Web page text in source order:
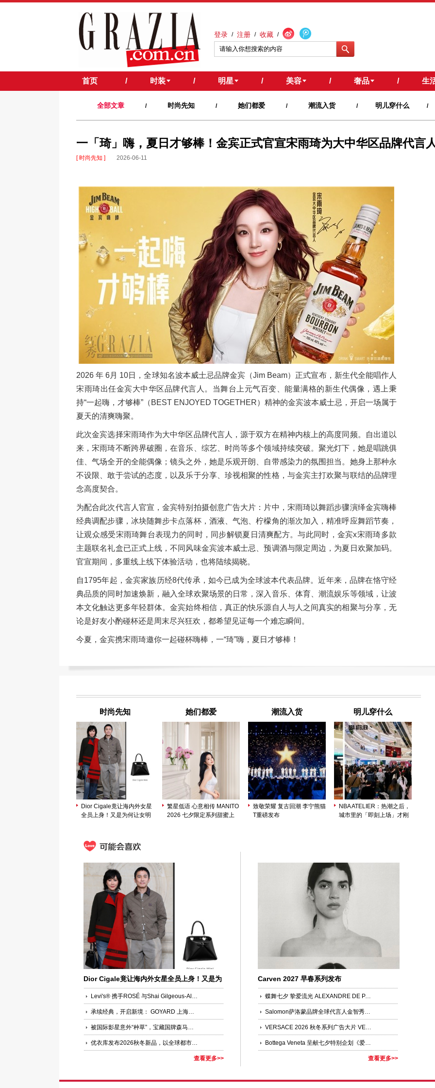
登录 / 注册 / 收藏 /
首页 / 时装 / 明星 / 美容 / 奢品 / 生
全部文章 / 时尚先知 / 她们都爱 / 潮流入货 / 明儿穿什么 /
一「琦」嗨，夏日才够棒！金宾正式官宣宋雨琦为大中华区品牌代言
[ 时尚先知 ] 2026-06-11
2026 年 6月 10日，全球知名波本威士忌品牌金宾（Jim Beam）正式宣布，新生代全能唱作人
宋雨琦出任金宾大中华区品牌代言人。当舞台上元气百变、能量满格的新生代偶像，遇上秉
持“一起嗨，才够棒”（BEST ENJOYED TOGETHER）精神的金宾波本威士忌，开启一场属于
夏天的清爽嗨聚。
此次金宾选择宋雨琦作为大中华区品牌代言人，源于双方在精神内核上的高度同频。自出道以
来，宋雨琦不断跨界破圈，在音乐、综艺、时尚等多个领域持续突破。聚光灯下，她是唱跳俱
佳、气场全开的全能偶像；镜头之外，她是乐观开朗、自带感染力的氛围担当。她身上那种永
不设限、敢于尝试的态度，以及乐于分享、珍视相聚的性格，与金宾主打欢聚与联结的品牌理
念高度契合。
为配合此次代言人官宣，金宾特别拍摄创意广告大片：片中，宋雨琦以舞蹈步骤演绎金宾嗨棒
经典调配步骤，冰块随舞步卡点落杯，酒液、气泡、柠檬角的渐次加入，精准呼应舞蹈节奏，
让观众感受宋雨琦舞台表现力的同时，同步解锁夏日清爽配方。与此同时，金宾x宋雨琦多款
主题联名礼盒已正式上线，不同风味金宾波本威士忌、预调酒与限定周边，为夏日欢聚加码。
官宣期间，多重线上线下体验活动，也将陆续揭晓。
自1795年起，金宾家族历经8代传承，如今已成为全球波本代表品牌。近年来，品牌在恪守经
典品质的同时加速焕新，融入全球欢聚场景的日常，深入音乐、体育、潮流娱乐等领域，让波
本文化触达更多年轻群体。金宾始终相信，真正的快乐源自人与人之间真实的相聚与分享，无
论是好友小酌碰杯还是周末尽兴狂欢，都希望见证每一个难忘瞬间。
今夏，金宾携宋雨琦邀你一起碰杯嗨棒，一“琦”嗨，夏日才够棒！
时尚先知
Dior Cigale竟让海内外女星
全员上身！又是为何让女明
她们都爱
繁星低语 心意相传 MANITO
2026 七夕限定系列甜蜜上
潮流入货
致敬荣耀 复古回潮 李宁熊猫
T重磅发布
明儿穿什么
NBA ATELIER：热潮之后，
城市里的「即刻上场」才刚
Dior Cigale竟让海内外女星全员上身！又是为
何让女明星集体“锁定”？
Levi's® 携手ROSÉ 与Shai Gilgeous-Alexander共同演绎品牌全新企划“Keep it Loose”
承续经典，开启新境： GOYARD 上海国金中心精品店焕新启幕
被国际影星意外“种草”，宝藏国牌森马在线圈粉，30城包场与粉丝双向奔赴
优衣库发布2026秋冬新品，以全球都市灵感诠释LifeWear进化聚焦功能科技、版型创新与多场景适配，回应当代都市人的新舒适实穿追求
查看更多>>
Carven 2027 早春系列发布
蝶舞七夕 挚爱流光 ALEXANDRE DE PARIS 臻选发饰礼赞七夕
Salomon萨洛蒙品牌全球代言人金智秀JISOO领衔演绎「多元之蓝」
VERSACE 2026 秋冬系列广告大片 VERSACE OBSESSED 第二篇章
Bottega Veneta 呈献七夕特别企划《爱意有迹》
查看更多>>